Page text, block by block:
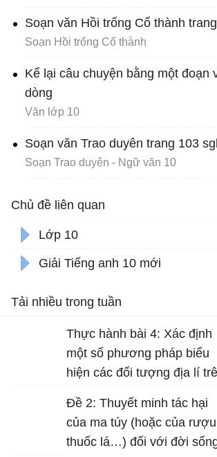
Soạn văn Hồi trống Cổ thành
Soạn Hồi trống Cổ thành
Kể lại câu chuyện bằng một đoạn
dòng
Văn lớp 10
Soạn văn Trao duyên trang 103
Soạn Trao duyên - Ngữ văn 10
Chủ đề liên quan
Lớp 10
Giải Tiếng anh 10 mới
Tải nhiều trong tuần
Thực hành bài 4: Xác định
một số phương pháp biểu
hiện các đối tượng địa lí
Đề 2: Thuyết minh tác hại
của ma túy (hoặc của
thuốc lá…) đối với đời